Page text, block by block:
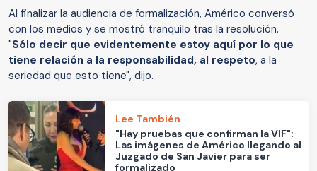
Al finalizar la audiencia de formalización, Américo conversó
con los medios y se mostró tranquilo tras la resolución.
"Sólo decir que evidentemente estoy aquí por lo que
tiene relación a la responsabilidad, al respeto, a la
seriedad que esto tiene", dijo.
Lee También
"Hay pruebas que confirman la VIF":
Las imágenes de Américo llegando al
Juzgado de San Javier para ser
formalizado